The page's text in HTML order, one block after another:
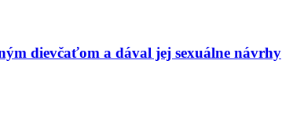
dievčaťom a dával jej sexuálne návrhy